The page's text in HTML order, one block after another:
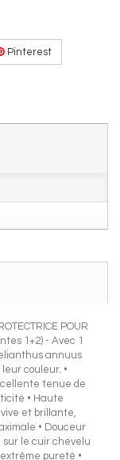
Pinterest
POUR
1+2) - Avec 1
annuus
couleur. •
tenue de
• Haute
et brillante,
• Douceur
sur le cuir chevelu
extrême pureté •